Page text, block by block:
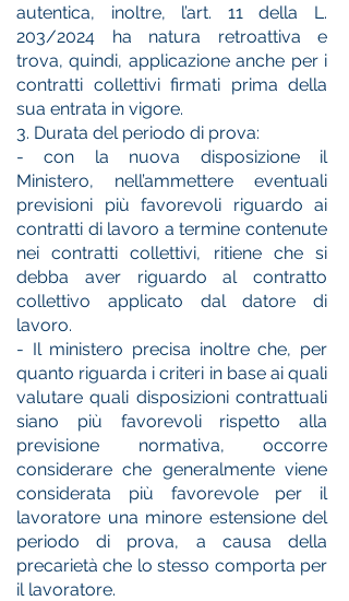
autentica, inoltre, l’art. 11 della L.
203/2024 ha natura retroattiva e
trova, quindi, applicazione anche per i
contratti collettivi firmati prima della
sua entrata in vigore.
3. Durata del periodo di prova:
- con la nuova disposizione il
Ministero, nell’ammettere eventuali
previsioni più favorevoli riguardo ai
contratti di lavoro a termine contenute
nei contratti collettivi, ritiene che si
debba aver riguardo al contratto
collettivo applicato dal datore di
lavoro.
- Il ministero precisa inoltre che, per
quanto riguarda i criteri in base ai quali
valutare quali disposizioni contrattuali
siano più favorevoli rispetto alla
previsione normativa, occorre
considerare che generalmente viene
considerata più favorevole per il
lavoratore una minore estensione del
periodo di prova, a causa della
precarietà che lo stesso comporta per
il lavoratore.